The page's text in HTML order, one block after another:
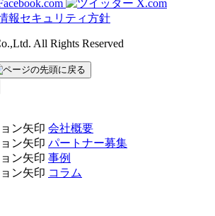
X.com
報セキュリティ方針
All Rights Reserved
会社概要
パートナー募集
事例
コラム